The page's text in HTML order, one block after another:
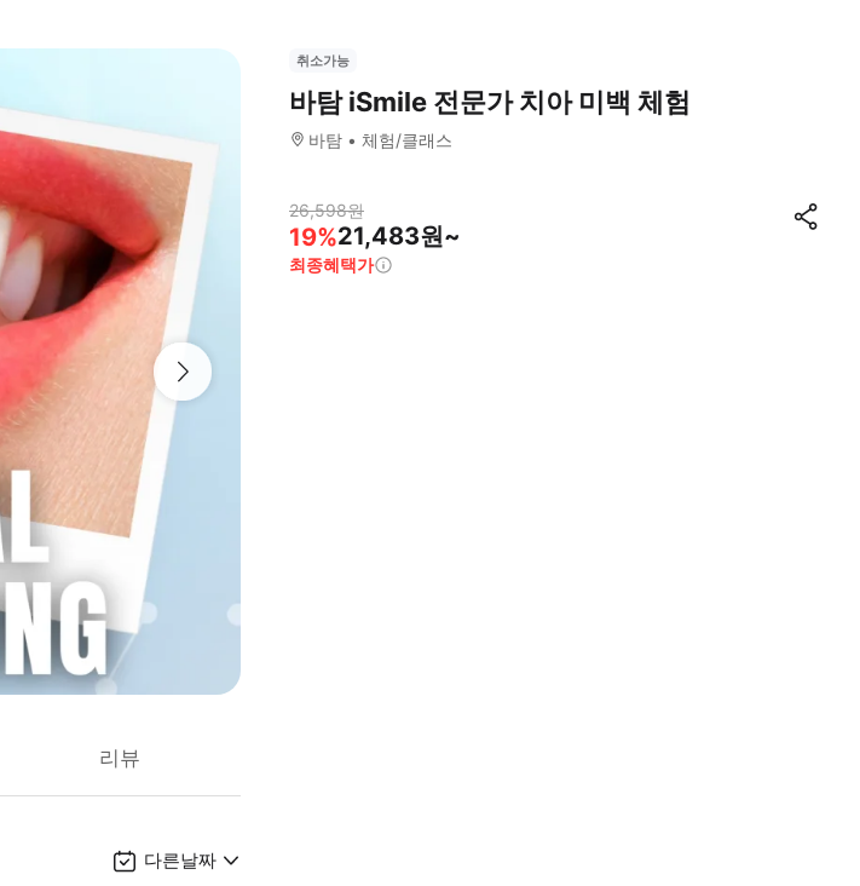
리뷰
다른날짜
취소가능
바탐 iSmile 전문가 치아 미백 체험
바탐 체험/클래스
26,598원
19%21,483원~
최종혜택가